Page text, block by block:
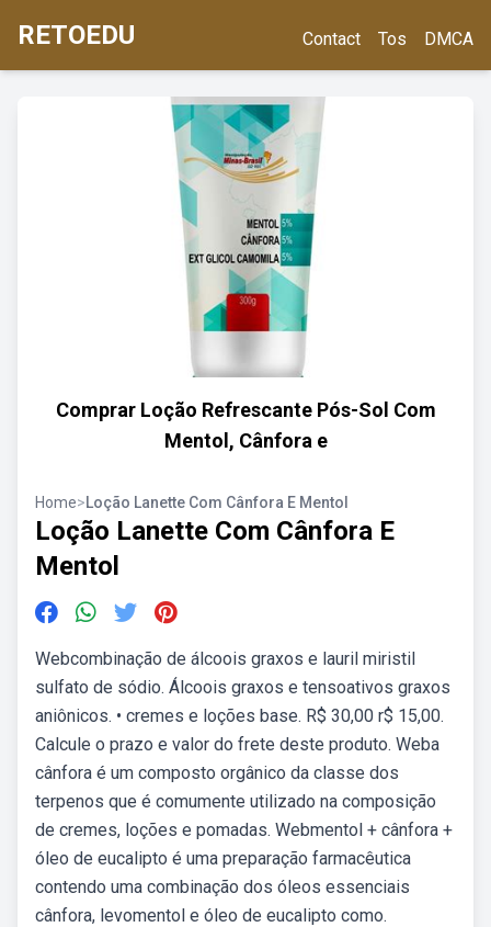
RETOEDU Contact Tos DMCA
Comprar Loção Refrescante Pós-Sol Com
Mentol, Cânfora e
Home>Loção Lanette Com Cânfora E Mentol
Loção Lanette Com Cânfora E
Mentol
Webcombinação de álcoois graxos e lauril miristil
sulfato de sódio. Álcoois graxos e tensoativos graxos
aniônicos. • cremes e loções base. R$ 30,00 r$ 15,00.
Calcule o prazo e valor do frete deste produto. Weba
cânfora é um composto orgânico da classe dos
terpenos que é comumente utilizado na composição
de cremes, loções e pomadas. Webmentol + cânfora +
óleo de eucalipto é uma preparação farmacêutica
contendo uma combinação dos óleos essenciais
cânfora, levomentol e óleo de eucalipto como.